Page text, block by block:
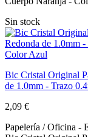
Sin stock
Bic Cristal Original
de 1.0mm - Trazo
2,09 €
Papelería / Oficina -